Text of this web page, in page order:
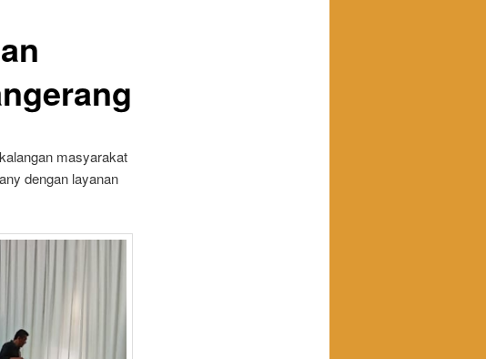
masyarakat
dengan layanan